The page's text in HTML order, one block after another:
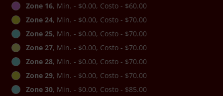
Zone 16, Min. - $0.00, Costo - $60.00
Zone 24, Min. - $0.00, Costo - $70.00
Zone 25, Min. - $0.00, Costo - $70.00
Zone 27, Min. - $0.00, Costo - $70.00
Zone 28, Min. - $0.00, Costo - $70.00
Zone 29, Min. - $0.00, Costo - $70.00
Zone 30, Min. - $0.00, Costo - $85.00